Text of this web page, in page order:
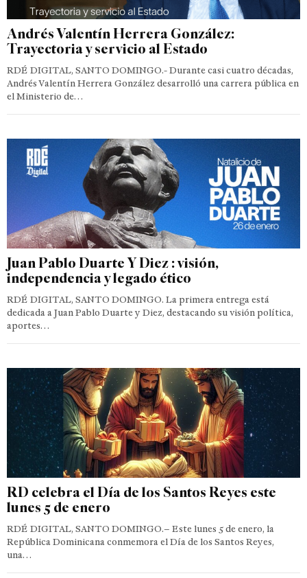
Andrés Valentín Herrera González:
Trayectoria y servicio al Estado
RDÉ DIGITAL, SANTO DOMINGO.- Durante casi cuatro décadas,
Andrés Valentín Herrera González desarrolló una carrera pública en
el Ministerio de…
Juan Pablo Duarte Y Diez : visión,
independencia y legado ético
RDÉ DIGITAL, SANTO DOMINGO. La primera entrega está
dedicada a Juan Pablo Duarte y Diez, destacando su visión política,
aportes…
RD celebra el Día de los Santos Reyes este
lunes 5 de enero
RDÉ DIGITAL, SANTO DOMINGO.– Este lunes 5 de enero, la
República Dominicana conmemora el Día de los Santos Reyes,
una…